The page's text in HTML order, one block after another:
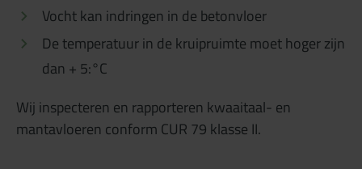
Vocht kan indringen in de betonvloer
De temperatuur in de kruipruimte moet hoger zijn
dan + 5:°C
Wij inspecteren en rapporteren kwaaitaal- en
mantavloeren conform CUR 79 klasse II.